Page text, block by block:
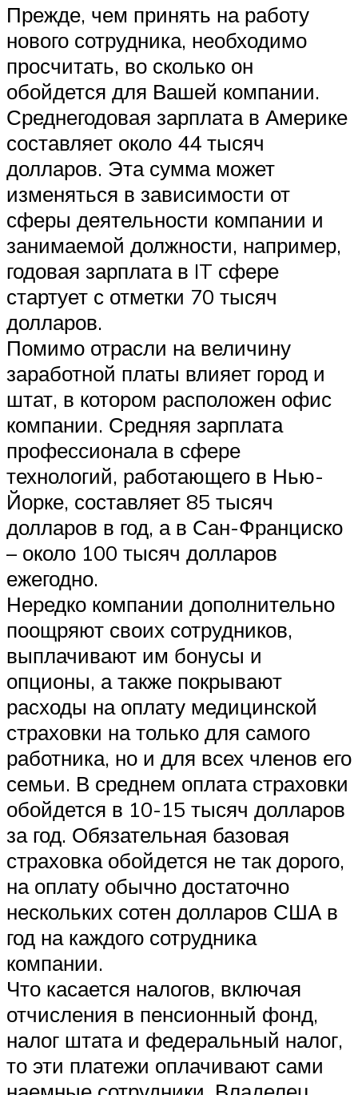
Прежде, чем принять на работу
нового сотрудника, необходимо
просчитать, во сколько он
обойдется для Вашей компании.
Среднегодовая зарплата в Америке
составляет около 44 тысяч
долларов. Эта сумма может
изменяться в зависимости от
сферы деятельности компании и
занимаемой должности, например,
годовая зарплата в IT сфере
стартует с отметки 70 тысяч
долларов.
Помимо отрасли на величину
заработной платы влияет город и
штат, в котором расположен офис
компании. Средняя зарплата
профессионала в сфере
технологий, работающего в Нью-
Йорке, составляет 85 тысяч
долларов в год, а в Сан-Франциско
– около 100 тысяч долларов
ежегодно.
Нередко компании дополнительно
поощряют своих сотрудников,
выплачивают им бонусы и
опционы, а также покрывают
расходы на оплату медицинской
страховки на только для самого
работника, но и для всех членов его
семьи. В среднем оплата страховки
обойдется в 10-15 тысяч долларов
за год. Обязательная базовая
страховка обойдется не так дорого,
на оплату обычно достаточно
нескольких сотен долларов США в
год на каждого сотрудника
компании.
Что касается налогов, включая
отчисления в пенсионный фонд,
налог штата и федеральный налог,
то эти платежи оплачивают сами